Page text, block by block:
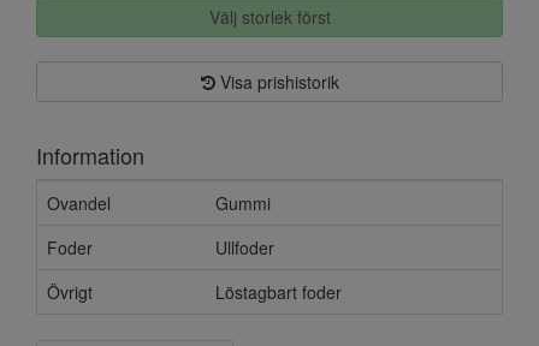
Välj storlek först
Visa prishistorik
Information
Ovandel
Gummi
Foder
Ullfoder
Övrigt
Löstagbart foder